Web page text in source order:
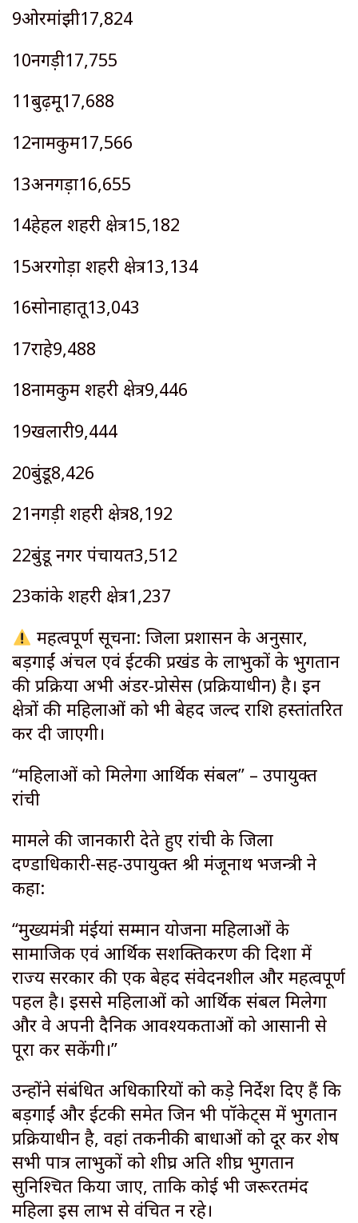
9ओरमांझी17,824
10नगड़ी17,755
11बुढ़मू17,688
12नामकुम17,566
13अनगड़ा16,655
14हेहल शहरी क्षेत्र15,182
15अरगोड़ा शहरी क्षेत्र13,134
16सोनाहातू13,043
17राहे9,488
18नामकुम शहरी क्षेत्र9,446
19खलारी9,444
20बुंडू8,426
21नगड़ी शहरी क्षेत्र8,192
22बुंडू नगर पंचायत3,512
23कांके शहरी क्षेत्र1,237
महत्वपूर्ण सूचना: जिला प्रशासन के अनुसार,
बड़गाईं अंचल एवं ईटकी प्रखंड के लाभुकों के भुगतान
की प्रक्रिया अभी अंडर-प्रोसेस (प्रक्रियाधीन) है। इन
क्षेत्रों की महिलाओं को भी बेहद जल्द राशि हस्तांतरित
कर दी जाएगी।
“महिलाओं को मिलेगा आर्थिक संबल” – उपायुक्त
रांची
मामले की जानकारी देते हुए रांची के जिला
दण्डाधिकारी-सह-उपायुक्त श्री मंजूनाथ भजन्त्री ने
कहा:
“मुख्यमंत्री मंईयां सम्मान योजना महिलाओं के
सामाजिक एवं आर्थिक सशक्तिकरण की दिशा में
राज्य सरकार की एक बेहद संवेदनशील और महत्वपूर्ण
पहल है। इससे महिलाओं को आर्थिक संबल मिलेगा
और वे अपनी दैनिक आवश्यकताओं को आसानी से
पूरा कर सकेंगी।”
उन्होंने संबंधित अधिकारियों को कड़े निर्देश दिए हैं कि
बड़गाईं और ईटकी समेत जिन भी पॉकेट्स में भुगतान
प्रक्रियाधीन है, वहां तकनीकी बाधाओं को दूर कर शेष
सभी पात्र लाभुकों को शीघ्र अति शीघ्र भुगतान
सुनिश्चित किया जाए, ताकि कोई भी जरूरतमंद
महिला इस लाभ से वंचित न रहे।